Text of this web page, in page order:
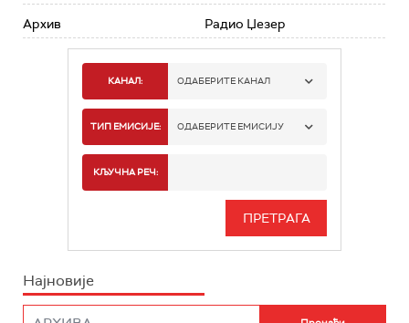
Архив Радио Џезер
КАНАЛ: ОДАБЕРИТЕ КАНАЛ
РАДИО БЕОГРАД 1
РАДИО БЕОГРАД 3
РАДИО РОКЕНРОЛЕР
ТИП ЕМИСИЈЕ: ОДАБЕРИТЕ ЕМИСИЈУ
ИНФО
КЉУЧНА РЕЧ:
Најновије